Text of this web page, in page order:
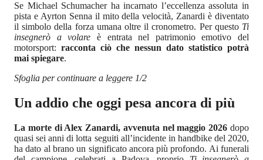
Se Michael Schumacher ha incarnato l’eccellenza assoluta in
pista e Ayrton Senna il mito della velocità, Zanardi è diventato
il simbolo della forza umana oltre il cronometro. Per questo Ti
insegnerò a volare è entrata nel patrimonio emotivo del
motorsport: racconta ciò che nessun dato statistico potrà
mai spiegare.
Sfoglia per continuare a leggere 1/2
Un addio che oggi pesa ancora di più
La morte di Alex Zanardi, avvenuta nel maggio 2026 dopo
quasi sei anni di lotta seguiti all’incidente in handbike del 2020,
ha dato al brano un significato ancora più profondo. Ai funerali